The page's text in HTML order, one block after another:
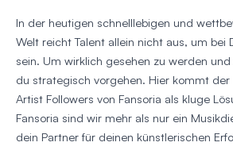
In der heutigen schnelllebigen und
Welt reicht Talent allein nicht aus, um bei
sein. Um wirklich gesehen zu werden
du strategisch vorgehen. Hier kommt der
Artist Followers von Fansoria als kluge
Fansoria sind wir mehr als nur ein
dein Partner für deinen künstlerischen